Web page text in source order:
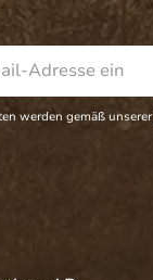
werden gemäß unserer